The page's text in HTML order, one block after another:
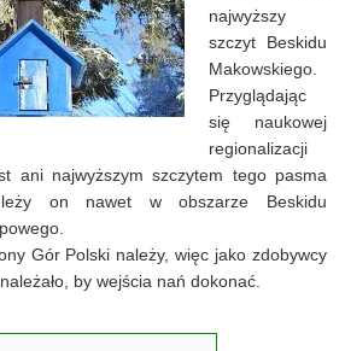
najwyższy
szczyt Beskidu
Makowskiego.
Przyglądając
się naukowej
regionalizacji
ani najwyższym szczytem tego pasma
on nawet w obszarze Beskidu
Gór Polski należy, więc jako zdobywcy
by wejścia nań dokonać.